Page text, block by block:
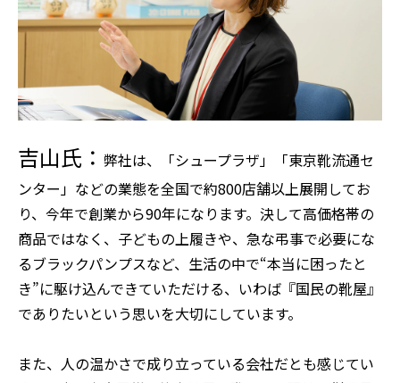
吉山氏： 弊社は、「シュープラザ」「東京靴流通セ
ンター」などの業態を全国で約800店舗以上展開してお
り、今年で創業から90年になります。決して高価格帯の
商品ではなく、子どもの上履きや、急な弔事で必要にな
るブラックパンプスなど、生活の中で“本当に困ったと
き”に駆け込んできていただける、いわば『国民の靴屋』
でありたいという思いを大切にしています。
また、人の温かさで成り立っている会社だとも感じてい